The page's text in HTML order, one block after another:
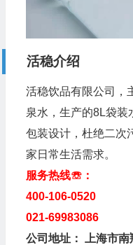
活稳介绍
活稳饮品有限公司，
泉水，生产的8L袋装
包装设计，杜绝二次
家日常生活需求。
服务热线☏：
400-106-0520
021-69983086
公司地址： 上海市